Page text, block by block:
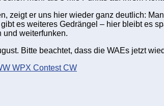
zeigt er uns hier wieder ganz deutlich:
es weiteres Gedrängel – hier bleibt es
und weiterfunken.
Bitte beachtet, dass die WAEs jetzt
WPX Contest CW